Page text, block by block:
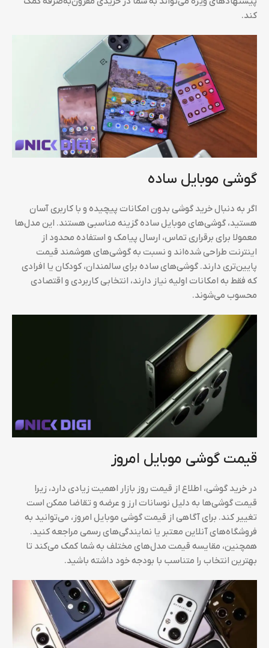
کند.
گوشی موبایل ساده
اگر به دنبال خرید گوشی بدون امکانات پیچیده و با کاربری آسان
هستید، گوشی‌های موبایل ساده گزینه مناسبی هستند. این مدل‌ها
معمولا برای برقراری تماس، ارسال پیامک و استفاده محدود از
اینترنت طراحی شده‌اند و نسبت به گوشی‌های هوشمند قیمت
پایین‌تری دارند. گوشی‌های ساده برای سالمندان، کودکان یا افرادی
که فقط به امکانات اولیه نیاز دارند، انتخابی کاربردی و اقتصادی
محسوب می‌شوند.
قیمت گوشی موبایل امروز
در خرید گوشی، اطلاع از قیمت روز بازار اهمیت زیادی دارد، زیرا
قیمت گوشی‌ها به دلیل نوسانات ارز و عرضه و تقاضا ممکن است
تغییر کند. برای آگاهی از قیمت گوشی موبایل امروز، می‌توانید به
فروشگاه‌های آنلاین معتبر یا نمایندگی‌های رسمی مراجعه کنید.
همچنین، مقایسه قیمت مدل‌های مختلف به شما کمک می‌کند تا
بهترین انتخاب را متناسب با بودجه خود داشته باشید.